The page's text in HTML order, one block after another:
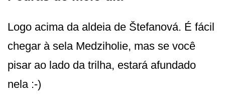
Logo acima da aldeia de Štefanová. É fácil
chegar à sela Medziholie, mas se você
pisar ao lado da trilha, estará afundado
nela :-)